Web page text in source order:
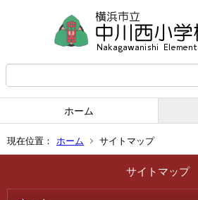
ホーム
現在位置： ホーム サイトマップ
サイトマップ